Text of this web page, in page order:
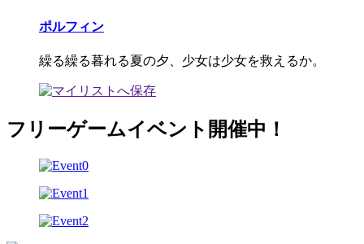
ポルフィン
繰る繰る暮れる夏の夕、少女は少女を救えるか。
フリーゲームイベント開催中！